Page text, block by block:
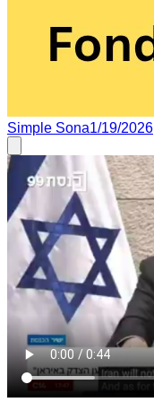
Simple Sona1/19/2026